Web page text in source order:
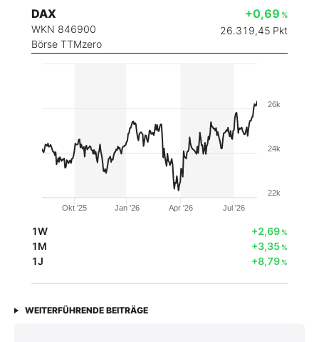
DAX
WKN 846900
Börse TTMzero
+0,69 %
26.319,45 Pkt
Okt '25 Jan '26 Apr '26 Jul '26
22k
24k
26k
1W +2,69%
1M +3,35%
1J +8,79%
WEITERFÜHRENDE BEITRÄGE